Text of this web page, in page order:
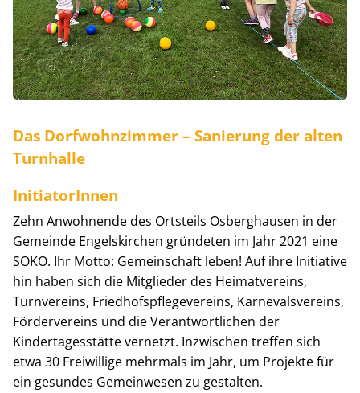
Das Dorfwohnzimmer – Sanierung der alten
Turnhalle
InitiatorInnen
Zehn Anwohnende des Ortsteils Osberghausen in der
Gemeinde Engelskirchen gründeten im Jahr 2021 eine
SOKO. Ihr Motto: Gemeinschaft leben! Auf ihre Initiative
hin haben sich die Mitglieder des Heimatvereins,
Turnvereins, Friedhofspflegevereins, Karnevalsvereins,
Fördervereins und die Verantwortlichen der
Kindertagesstätte vernetzt. Inzwischen treffen sich
etwa 30 Freiwillige mehrmals im Jahr, um Projekte für
ein gesundes Gemeinwesen zu gestalten.